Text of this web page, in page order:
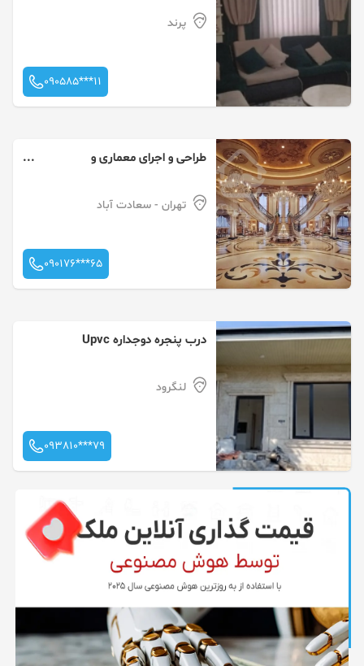
پرند
090585***11
طراحى و اجراى معمارى و
تهران - سعادت آباد
090176***65
درب پنجره دوجداره Upvc
لنگرود
093810***79